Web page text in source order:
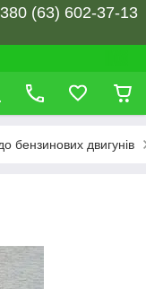
(63) 602-37-13
бензинових двигунів